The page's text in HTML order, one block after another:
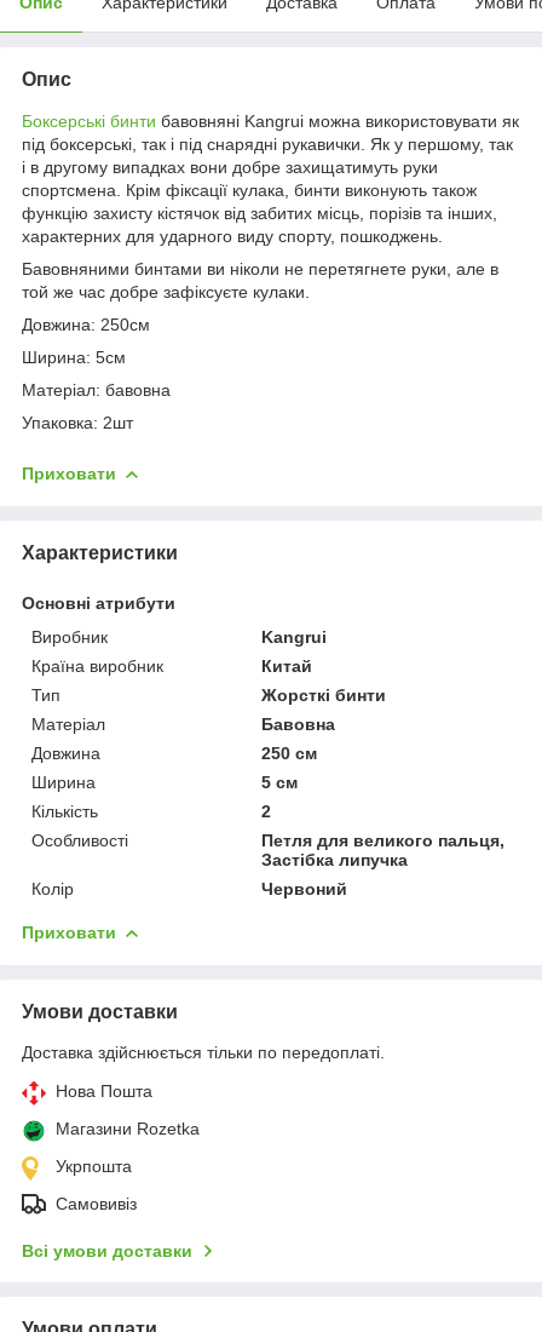
Опис
Боксерські бинти бавовняні Kangrui можна використовувати як
під боксерські, так і під снарядні рукавички. Як у першому, так
і в другому випадках вони добре захищатимуть руки
спортсмена. Крім фіксації кулака, бинти виконують також
функцію захисту кістячок від забитих місць, порізів та інших,
характерних для ударного виду спорту, пошкоджень.
Бавовняними бинтами ви ніколи не перетягнете руки, але в
той же час добре зафіксуєте кулаки.
Довжина: 250см
Ширина: 5см
Матеріал: бавовна
Упаковка: 2шт
Приховати
Характеристики
Основні атрибути
Виробник
Kangrui
Країна виробник
Китай
Тип
Жорсткі бинти
Матеріал
Бавовна
Довжина
250 см
Ширина
5 см
Кількість
2
Особливості
Петля для великого пальця,
Застібка липучка
Колір
Червоний
Приховати
Умови доставки
Доставка здійснюється тільки по передоплаті.
Нова Пошта
Магазини Rozetka
Укрпошта
Самовивіз
Всі умови доставки